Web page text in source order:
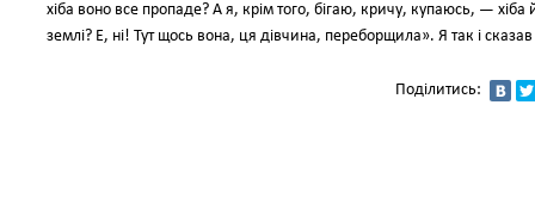
хіба воно все пропаде? А я, крім того, бігаю, кричу, купаюсь, —
землі? Е, ні! Тут щось вона, ця дівчина, переборщила». Я так і
Поділитись: